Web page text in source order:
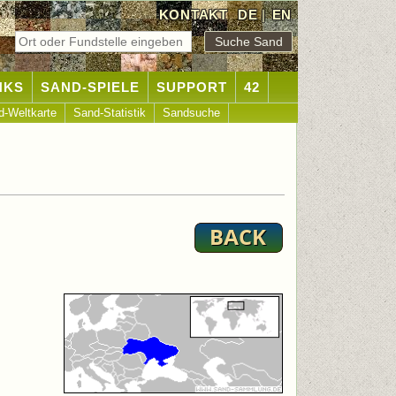
KONTAKT DE|EN
SAND-SPIELE SUPPORT 42
Weltkarte Sand-Statistik Sandsuche